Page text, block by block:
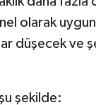
olarak
düşecek ve
şekilde: